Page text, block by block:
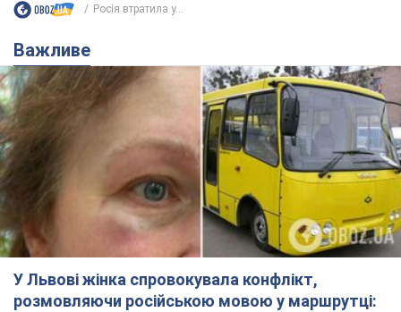
Росія втратила у...
Важливе
У Львові жінка спровокувала конфлікт,
розмовляючи російською мовою у маршрутці: